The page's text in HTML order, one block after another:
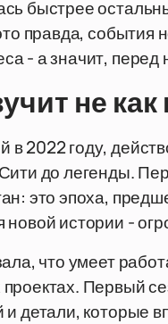
быстрее
правда, события
- а значит,
не
2022 году,
до легенды.
это эпоха,
новой истории -
что умеет
Первый
детали, которые